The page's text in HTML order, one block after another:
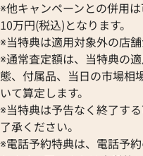
※他キャンペーンとの併用
10万円(税込)となります。
※当特典は適用対象外の店舗
※通常査定額は、当特典の
態、付属品、当日の市場相
いて算定します。
※当特典は予告なく終了す
了承ください。
※電話予約特典は、電話予